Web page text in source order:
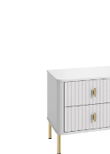
Зеркала